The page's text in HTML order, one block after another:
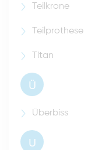
Teilkrone
Teilprothese
Titan
Ü
Überbiss
U